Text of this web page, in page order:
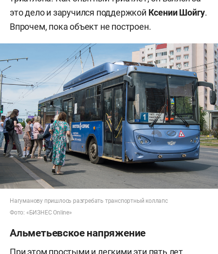
это дело и заручился поддержкой Ксении Шойгу.
Впрочем, пока объект не построен.
Нагуманову пришлось разгребать транспортный коллапс
Фото: «БИЗНЕС Online»
Альметьевское напряжение